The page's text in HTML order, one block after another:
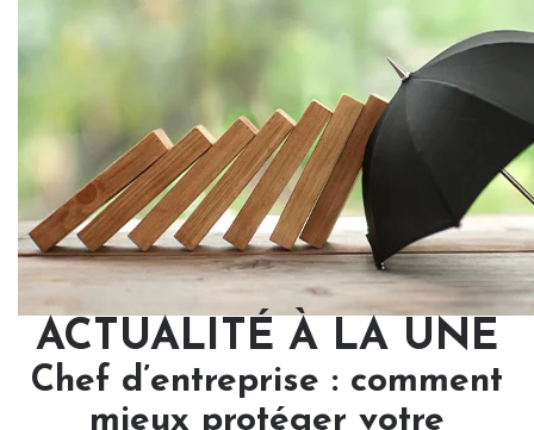
ACTUALITÉ À LA UNE
Chef d’entreprise : comment
mieux protéger votre